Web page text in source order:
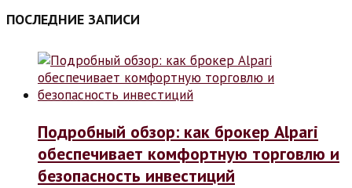
ПОСЛЕДНИЕ ЗАПИСИ
Подробный обзор: как брокер Alpari
обеспечивает комфортную торговлю и
безопасность инвестиций